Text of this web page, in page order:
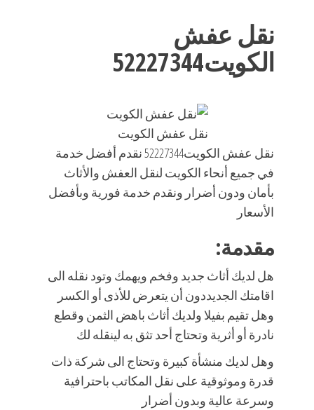
نقل عفش
الكويت52227344
نقل عفش الكويت
نقل عفش الكويت52227344 نقدم أفضل خدمة
في جميع أنحاء الكويت لنقل العفش والأثاث
بأمان ودون أضرار ونقدم خدمة فورية وبأفضل
الأسعار
مقدمة:
هل لديك أثاث جديد وفخم ويهمك وتود نقله الى
اقامتك الجديددون أن يتعرض للأذى أو الكسر
وهل تقيم بفيلا ولديك أثاث باهض الثمن وقطع
نادرة أو أثرية وتحتاج أحد تثق به لينقله لك
وهل لديك منشأة كبيرة وتحتاج الى شركة ذات
قدرة وموثوقية على نقل المكاتب باحترافية
وسرعة عالية وبدون أضرار